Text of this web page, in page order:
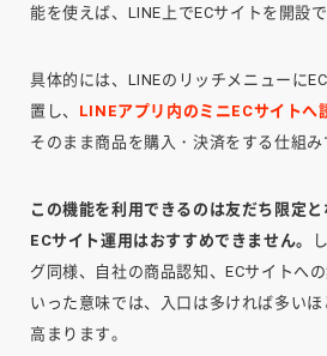
能を使えば、LINE上でECサイトを開設で
具体的には、LINEのリッチメニューに
置し、 LINEアプリ内のミニECサイトへ
そのまま商品を購入・決済をする仕組み
この機能を利用できるのは友だち限定
ECサイト運用はおすすめできません。
グ同様、自社の商品認知、ECサイトへ
いった意味では、入口は多ければ多い
高まります。